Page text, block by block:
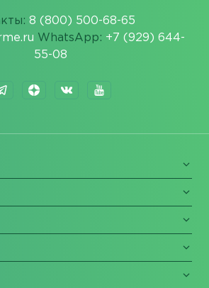
8 (800) 500-68-65
WhatsApp: +7 (929) 644-
55-08